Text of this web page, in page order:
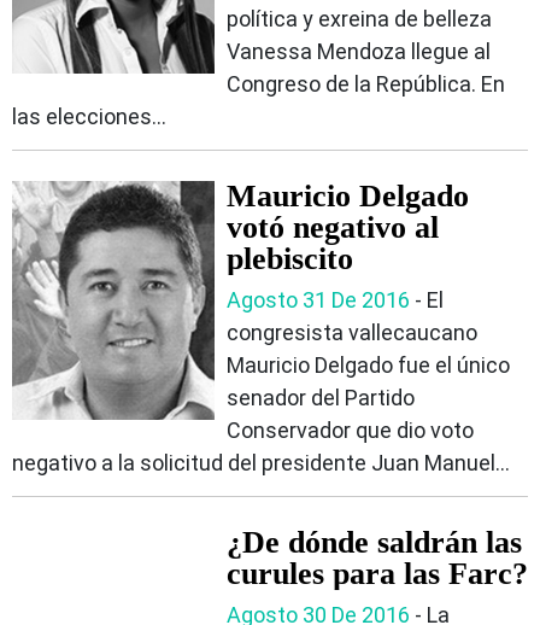
política y exreina de belleza
Vanessa Mendoza llegue al
Congreso de la República. En
las elecciones...
Mauricio Delgado
votó negativo al
plebiscito
Agosto 31 De 2016 - El
congresista vallecaucano
Mauricio Delgado fue el único
senador del Partido
Conservador que dio voto
negativo a la solicitud del presidente Juan Manuel...
¿De dónde saldrán las
curules para las Farc?
Agosto 30 De 2016 - La